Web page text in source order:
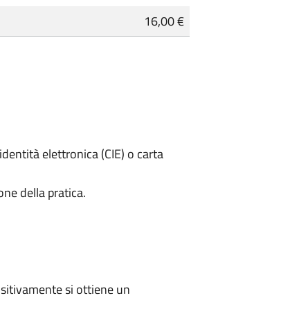
16,00 €
elettronica (CIE) o carta
della pratica.
si ottiene un